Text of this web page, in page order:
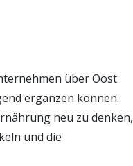
über Oost
ergänzen können.
neu zu denken,
und die